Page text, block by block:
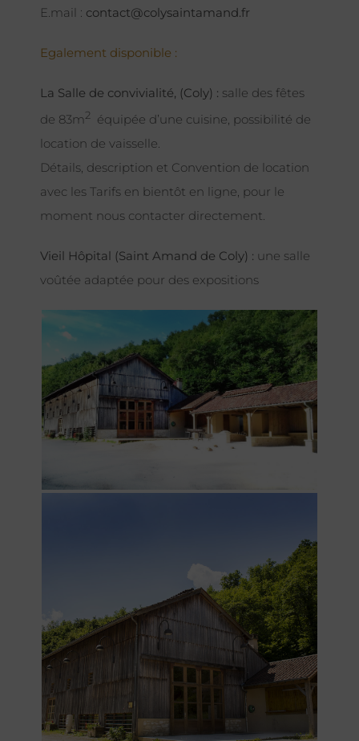
E.mail : contact@colysaintamand.fr
Egalement disponible :
La Salle de convivialité, (Coly) : salle des fêtes
de 83m2 équipée d’une cuisine, possibilité de
location de vaisselle.
Détails, description et Convention de location
avec les Tarifs en bientôt en ligne, pour le
moment nous contacter directement.
Vieil Hôpital (Saint Amand de Coly) : une salle
voûtée adaptée pour des expositions